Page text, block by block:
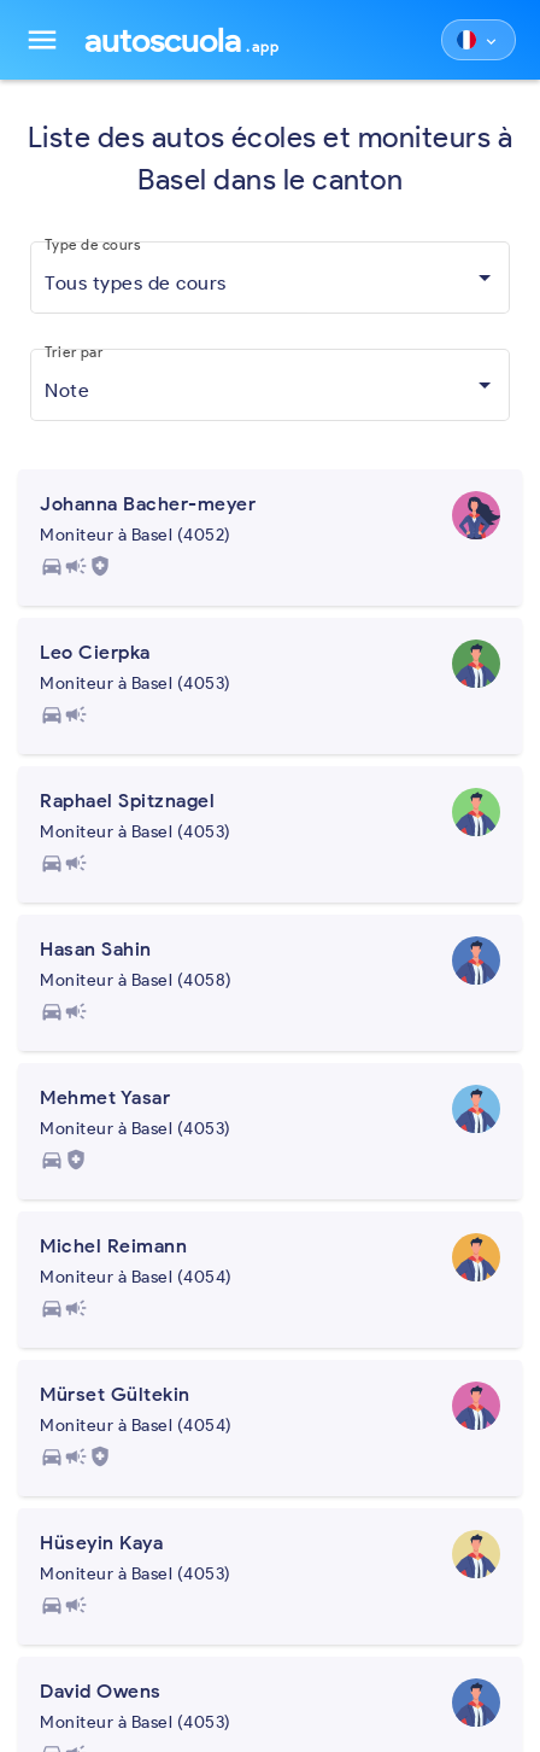
menu autoscuola .app keyboard_arrow_down
Liste des autos écoles et moniteurs à
Basel dans le canton
Tous types de cours
Type de cours
Note
Trier par
Johanna Bacher-meyer
Moniteur à Basel (4052)
directions_carcampaign health_and_safety
Leo Cierpka
Moniteur à Basel (4053)
directions_carcampaign
Raphael Spitznagel
Moniteur à Basel (4053)
directions_carcampaign
Hasan Sahin
Moniteur à Basel (4058)
directions_carcampaign
Mehmet Yasar
Moniteur à Basel (4053)
directions_car health_and_safety
Michel Reimann
Moniteur à Basel (4054)
directions_carcampaign
Mürset Gültekin
Moniteur à Basel (4054)
directions_carcampaign health_and_safety
Hüseyin Kaya
Moniteur à Basel (4053)
directions_carcampaign
David Owens
Moniteur à Basel (4053)